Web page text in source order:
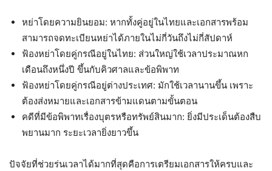
หย่าโดยความยินยอม: หากทั้งคู่อยู่ในไทยและเอกสารพร้อม
สามารถจดทะเบียนหย่าได้ภายในไม่กี่วันถึงไม่กี่สัปดาห์
ฟ้องหย่าโดยคู่กรณีอยู่ในไทย: ส่วนใหญ่ใช้เวลาประมาณหก
เดือนถึงหนึ่งปี ขึ้นกับคิวศาลและข้อพิพาท
ฟ้องหย่าโดยคู่กรณีอยู่ต่างประเทศ: มักใช้เวลานานขึ้น เพราะ
ต้องส่งหมายและเอกสารข้ามแดนตามขั้นตอน
คดีที่มีข้อพิพาทเรื่องบุตรหรือทรัพย์สินมาก: ยิ่งมีประเด็นต้องสืบ
พยานมาก ระยะเวลายิ่งยาวขึ้น
ปัจจัยที่ช่วยร่นเวลาได้มากที่สุดคือการเตรียมเอกสารให้ครบและ